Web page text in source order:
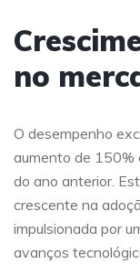
no
O desempenho
aumento de 150%
do ano anterior.
crescente na
impulsionada por
avanços